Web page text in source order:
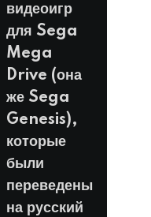
видеоигр
для Sega
Mega
Drive (она
же Sega
Genesis),
которые
были
переведены
на русский